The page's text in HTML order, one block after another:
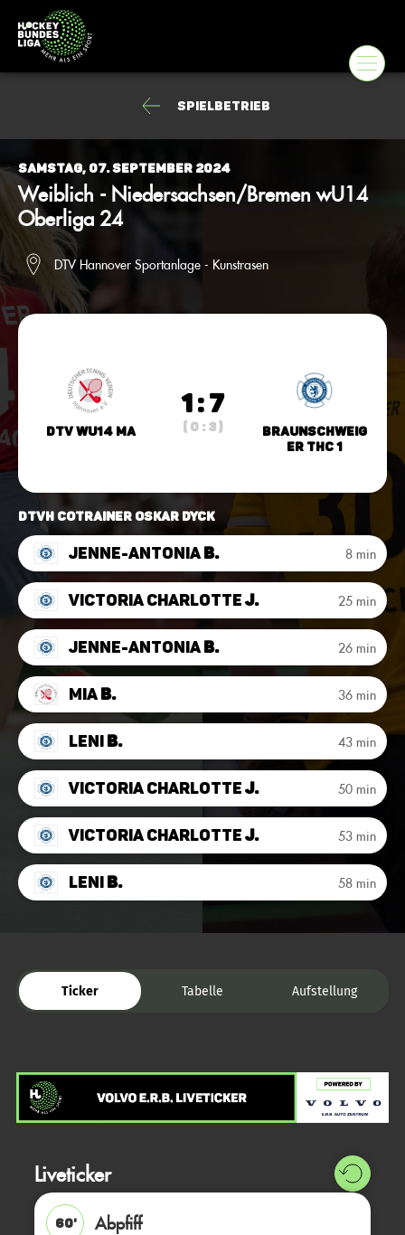
Spielbetrieb
Samstag, 07. September 2024
Weiblich - Niedersachsen/Bremen wU14
Oberliga 24
DTV Hannover Sportanlage - Kunstrasen
DTV wU14 MA
1 : 7
( 0 : 3 )
Braunschweig
er THC 1
DTVH CoTrainer Oskar Dyck
Jenne-AntoniaB. 8 min
Victoria CharlotteJ. 25 min
Jenne-AntoniaB. 26 min
MiaB. 36 min
LeniB. 43 min
Victoria CharlotteJ. 50 min
Victoria CharlotteJ. 53 min
LeniB. 58 min
Ticker Tabelle Aufstellung
Liveticker
60'
Abpfiff